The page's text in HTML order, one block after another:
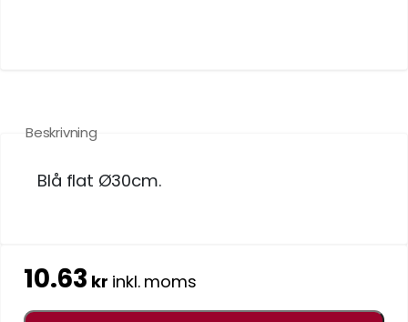
Beskrivning
Blå flat Ø30cm.
10.63 kr inkl. moms